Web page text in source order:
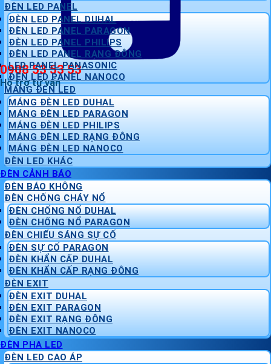
0908 53 53 53
Hỗ trợ tư vấn
ĐÈN LED PANEL
ĐÈN LED PANEL DUHAL
ĐÈN LED PANEL PARAGON
ĐÈN LED PANEL PHILIPS
ĐÈN LED PANEL RẠNG ĐÔNG
LED PANEL PANASONIC
ĐÈN LED PANEL NANOCO
MÁNG ĐÈN LED
MÁNG ĐÈN LED DUHAL
MÁNG ĐÈN LED PARAGON
MÁNG ĐÈN LED PHILIPS
MÁNG ĐÈN LED RẠNG ĐÔNG
MÁNG ĐÈN LED NANOCO
ĐÈN LED KHÁC
ĐÈN CẢNH BÁO
ĐÈN BÁO KHÔNG
ĐÈN CHỐNG CHÁY NỔ
ĐÈN CHỐNG NỔ DUHAL
ĐÈN CHỐNG NỔ PARAGON
ĐÈN CHIẾU SÁNG SỰ CỐ
ĐÈN SỰ CỐ PARAGON
ĐÈN KHẨN CẤP DUHAL
ĐÈN KHẨN CẤP RẠNG ĐÔNG
ĐÈN EXIT
ĐÈN EXIT DUHAL
ĐÈN EXIT PARAGON
ĐÈN EXIT RẠNG ĐÔNG
ĐÈN EXIT NANOCO
ĐÈN PHA LED
ĐÈN LED CAO ÁP